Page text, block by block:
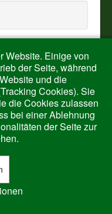
Nach oben
Website. Einige von
der Seite, während
und die
Cookies). Sie
die Cookies zulassen
bei einer Ablehnung
der Seite zur